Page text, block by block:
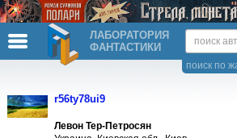
ЛАБОРАТОРИЯ
ФАНТАСТИКИ
поиск по
r56ty78ui9
Левон Тер-Петросян